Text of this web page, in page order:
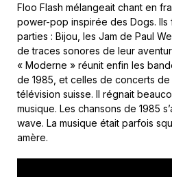
Floo Flash mélangeait chant en
power-pop inspirée des Dogs. Ils
parties : Bijou, les Jam de Paul
de traces sonores de leur
« Moderne » réunit enfin les
de 1985, et celles de concerts de
télévision suisse. Il régnait
musique. Les chansons de 1985
wave. La musique était parfois
amère.